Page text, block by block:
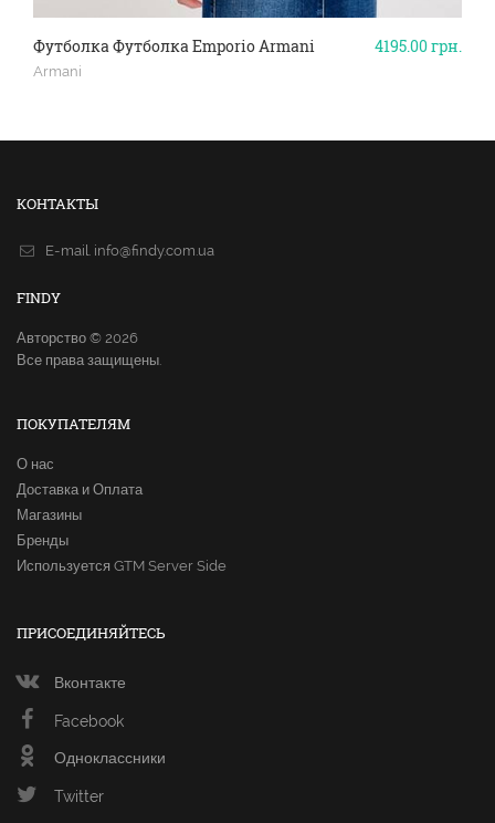
4195.00грн.
Футболка Футболка Emporio Armani
Armani
КОНТАКТЫ
E-mail. info@findy.com.ua
FINDY
Авторство © 2026
Все права защищены.
ПОКУПАТЕЛЯМ
О нас
Доставка и Оплата
Магазины
Бренды
Используется GTM Server Side
ПРИСОЕДИНЯЙТЕСЬ
Вконтакте
Facebook
Одноклассники
Twitter